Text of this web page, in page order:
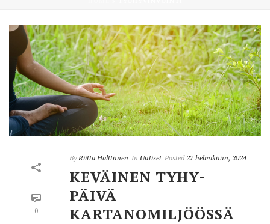
0
By Riitta Halttunen In Uutiset Posted 27 helmikuun, 2024
KEVÄINEN TYHY-
PÄIVÄ
KARTANOMILJÖÖSSÄ